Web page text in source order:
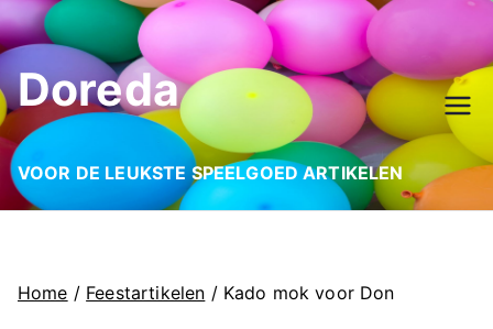
Ga
naar
de
inhoud
Doreda
VOOR DE LEUKSTE SPEELGOED ARTIKELEN
Home / Feestartikelen / Kado mok voor Don